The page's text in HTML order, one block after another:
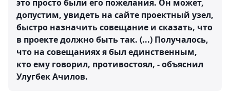
это просто были его пожелания. Он может,
допустим, увидеть на сайте проектный узел,
быстро назначить совещание и сказать, что
в проекте должно быть так. (...) Получалось,
что на совещаниях я был единственным,
кто ему говорил, противостоял, - объяснил
Улугбек Ачилов.